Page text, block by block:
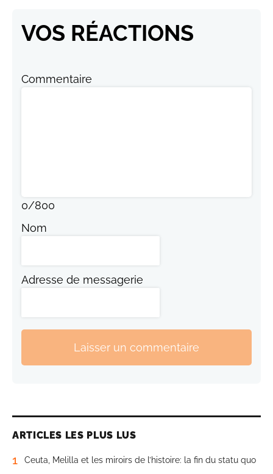
VOS RÉACTIONS
Commentaire
0/800
Nom
Adresse de messagerie
Laisser un commentaire
ARTICLES LES PLUS LUS
1 Ceuta, Melilla et les miroirs de l’histoire: la fin du statu quo